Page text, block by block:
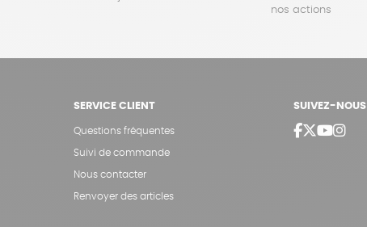
nos actions
SERVICE CLIENT
Questions fréquentes
Suivi de commande
Nous contacter
Renvoyer des articles
SUIVEZ-NOUS